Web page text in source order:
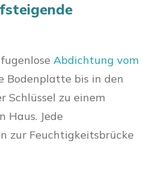
Abdichtung vom
Bodenplatte bis in den
Schlüssel zu einem
Haus. Jede
zur Feuchtigkeitsbrücke